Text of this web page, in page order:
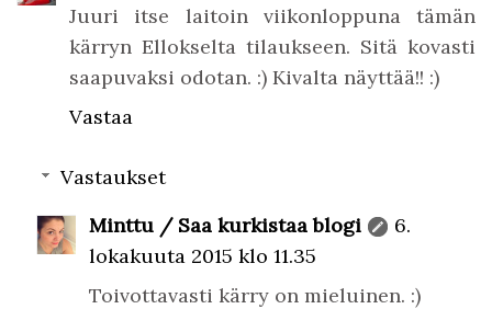
Juuri itse laitoin viikonloppuna tämän
kärryn Ellokselta tilaukseen. Sitä kovasti
saapuvaksi odotan. :) Kivalta näyttää!! :)
Vastaa
Vastaukset
Minttu / Saa kurkistaa blogi
6.
lokakuuta 2015 klo 11.35
Toivottavasti kärry on mieluinen. :)